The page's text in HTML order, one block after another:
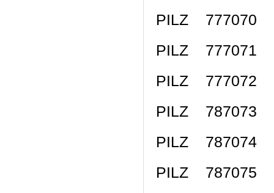
PILZ 777070
PILZ 777071
PILZ 777072
PILZ 787073
PILZ 787074
PILZ 787075